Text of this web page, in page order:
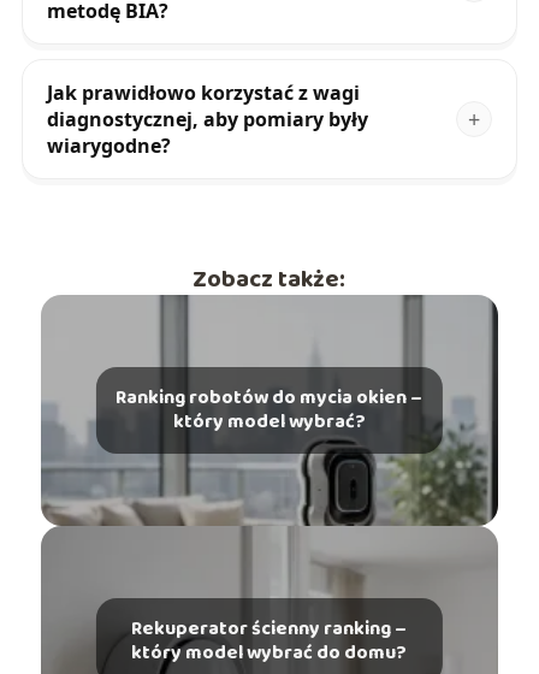
metodę BIA?
Jak prawidłowo korzystać z wagi
diagnostycznej, aby pomiary były
wiarygodne?
Zobacz także:
Ranking robotów do mycia okien –
który model wybrać?
Rekuperator ścienny ranking –
który model wybrać do domu?